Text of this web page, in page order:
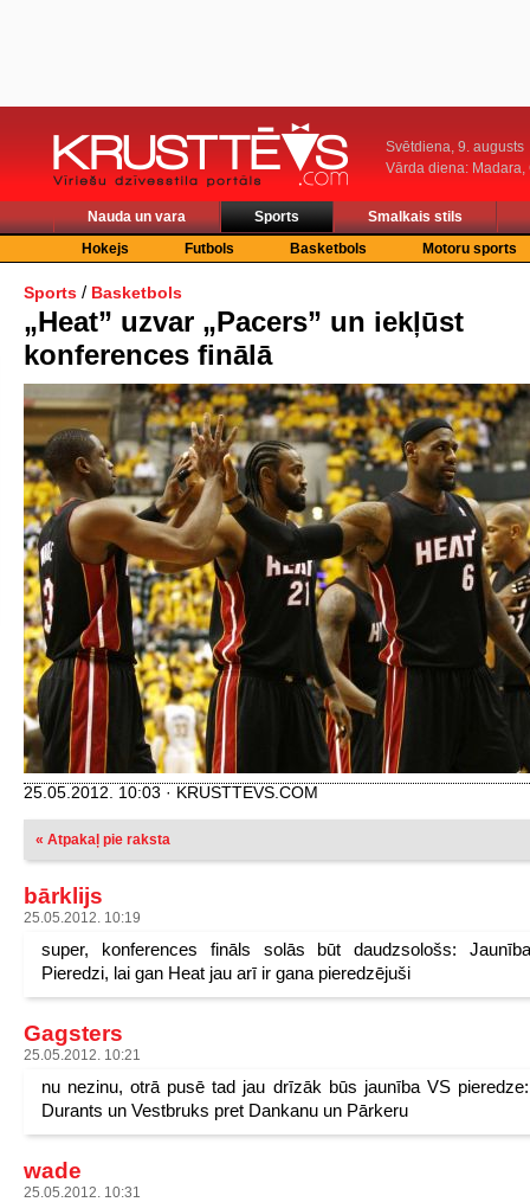
Svētdiena, 9. augusts
Vārda diena: Madara,
Nauda un vara Sports
Smalkais stils
Hokejs
Futbols Basketbols Motoru sports
Sports / Basketbols
„Heat” uzvar „Pacers” un iekļūst
konferences finālā
25.05.2012. 10:03 · KRUSTTEVS.COM
« Atpakaļ pie raksta
bārklijs
25.05.2012. 10:19
super, konferences fināls solās būt daudzsološs:
Pieredzi, lai gan Heat jau arī ir gana pieredzējuši
Gagsters
25.05.2012. 10:21
nu nezinu, otrā pusē tad jau drīzāk būs jaunība VS
Durants un Vestbruks pret Dankanu un Pārkeru
wade
25.05.2012. 10:31